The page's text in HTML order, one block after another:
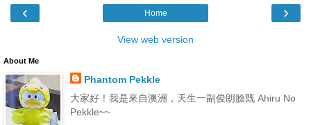
‹ ›
Home
View web version
About Me
Phantom Pekkle
大家好！我是來自澳洲，天生一副俊朗臉既 Ahiru No
Pekkle~~